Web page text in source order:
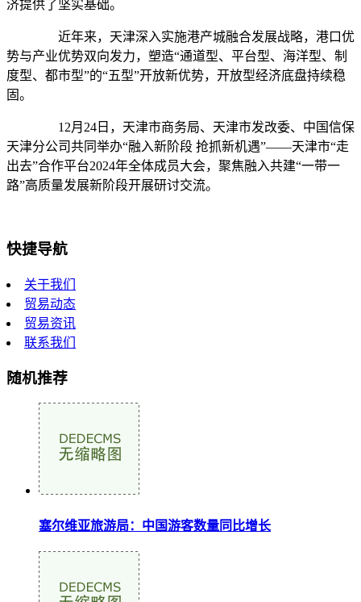
济提供了坚实基础。
近年来，天津深入实施港产城融合发展战略，港口优
势与产业优势双向发力，塑造“通道型、平台型、海洋型、制
度型、都市型”的“五型”开放新优势，开放型经济底盘持续稳
固。
12月24日，天津市商务局、天津市发改委、中国信保
天津分公司共同举办“融入新阶段 抢抓新机遇”——天津市“走
出去”合作平台2024年全体成员大会，聚焦融入共建“一带一
路”高质量发展新阶段开展研讨交流。
快捷导航
关于我们
贸易动态
贸易资讯
联系我们
随机推荐
塞尔维亚旅游局：中国游客数量同比增长